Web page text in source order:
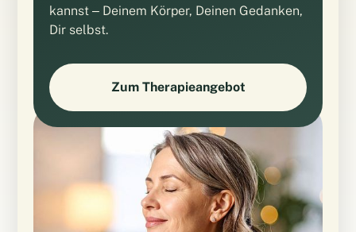
kannst – Deinem Körper, Deinen Gedanken,
Dir selbst.
Zum Therapieangebot